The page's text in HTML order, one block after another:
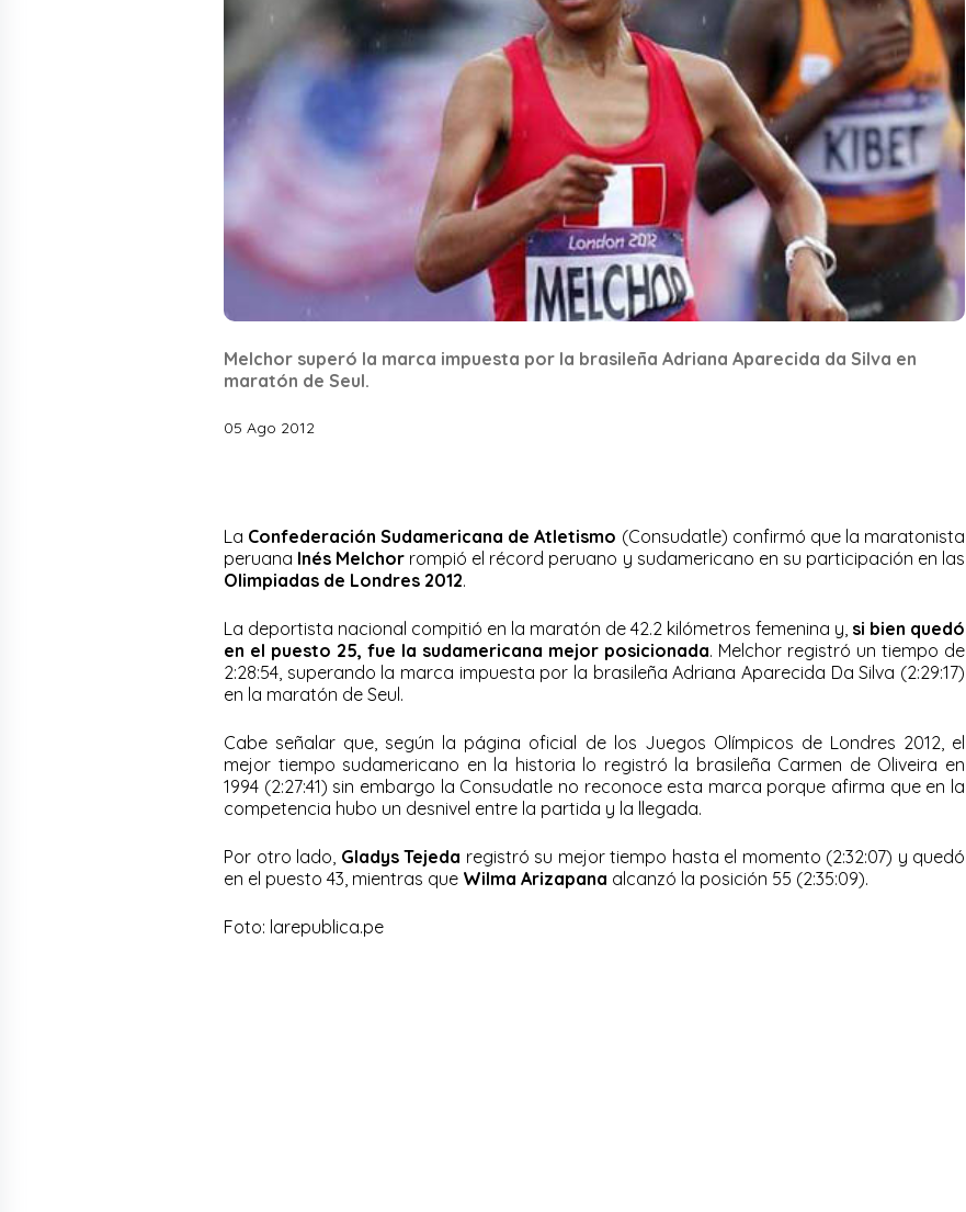
Melchor superó la marca impuesta por la brasileña Adriana Aparecida da Silva en
maratón de Seul.
05 Ago 2012
La Confederación Sudamericana de Atletismo (Consudatle) confirmó que la maratonista
peruana Inés Melchor rompió el récord peruano y sudamericano en su participación en las
Olimpiadas de Londres 2012.
La deportista nacional compitió en la maratón de 42.2 kilómetros femenina y, si bien quedó
en el puesto 25, fue la sudamericana mejor posicionada. Melchor registró un tiempo de
2:28:54, superando la marca impuesta por la brasileña Adriana Aparecida Da Silva (2:29:17)
en la maratón de Seul.
Cabe señalar que, según la página oficial de los Juegos Olímpicos de Londres 2012, el
mejor tiempo sudamericano en la historia lo registró la brasileña Carmen de Oliveira en
1994 (2:27:41) sin embargo la Consudatle no reconoce esta marca porque afirma que en la
competencia hubo un desnivel entre la partida y la llegada.
Por otro lado, Gladys Tejeda registró su mejor tiempo hasta el momento (2:32:07) y quedó
en el puesto 43, mientras que Wilma Arizapana alcanzó la posición 55 (2:35:09).
Foto: larepublica.pe